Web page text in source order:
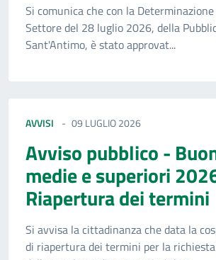
Si comunica che con la
Settore del 28 luglio 2026, della
Sant'Antimo, è stato approvat...
AVVISI 09 LUGLIO 2026
Avviso pubblico -
medie e superiori
Riapertura dei termini
Si avvisa la cittadinanza che data la
di riapertura dei termini per la